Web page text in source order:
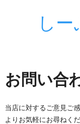
し
お問い合
当店に対するご意見ご
よりお気軽にお尋ねく